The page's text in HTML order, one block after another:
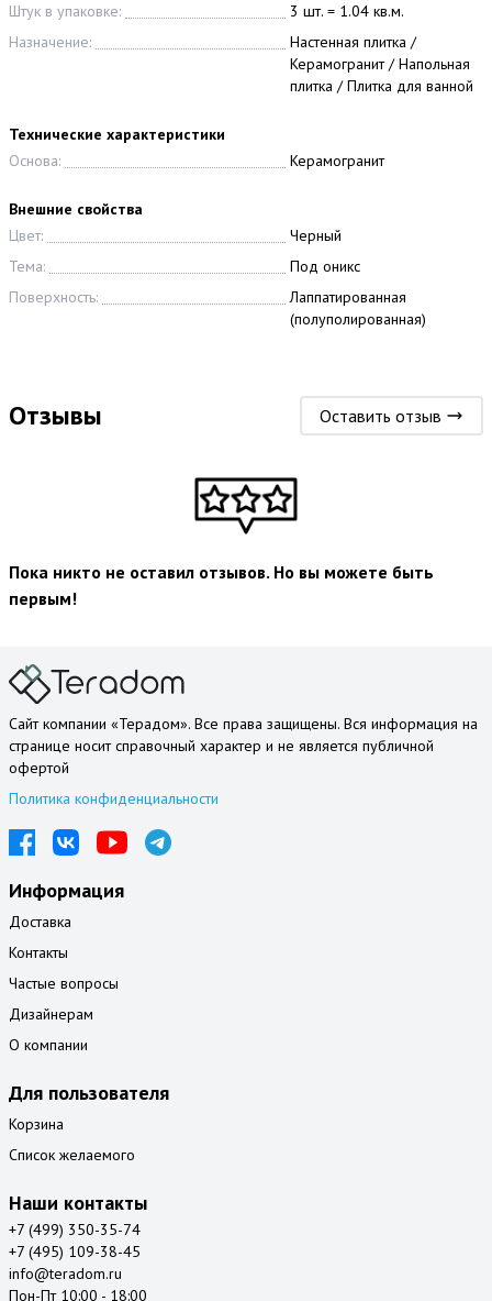
Штук в упаковке:
3 шт. = 1.04 кв.м.
Назначение:
Настенная плитка /
Керамогранит / Напольная
плитка / Плитка для ванной
Технические характеристики
Основа:
Керамогранит
Внешние свойства
Цвет:
Черный
Тема:
Под оникс
Поверхность:
Лаппатированная
(полуполированная)
Отзывы Оставить отзыв
Пока никто не оставил отзывов. Но вы можете быть
первым!
Сайт компании «Терадом». Все права защищены. Вся информация на
странице носит справочный характер и не является публичной
офертой
Политика конфиденциальности
Информация
Доставка
Контакты
Частые вопросы
Дизайнерам
О компании
Для пользователя
Корзина
Список желаемого
Наши контакты
+7 (499) 350-35-74
+7 (495) 109-38-45
info@teradom.ru
Пон-Пт 10:00 - 18:00